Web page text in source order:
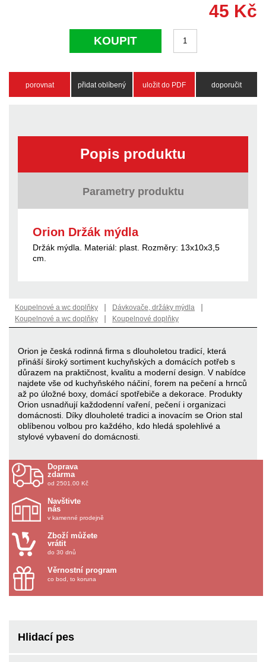
45 Kč
KOUPIT
porovnat přidat oblíbený uložit do PDF doporučit
Popis produktu
Parametry produktu
Orion Držák mýdla
Držák mýdla. Materiál: plast. Rozměry: 13x10x3,5
cm.
Koupelnové a wc doplňky | Dávkovače, držáky mýdla |
Koupelnové a wc doplňky | Koupelnové doplňky
Orion je česká rodinná firma s dlouholetou tradicí, která
přináší široký sortiment kuchyňských a domácích potřeb s
důrazem na praktičnost, kvalitu a moderní design. V nabídce
najdete vše od kuchyňského náčiní, forem na pečení a hrnců
až po úložné boxy, domácí spotřebiče a dekorace. Produkty
Orion usnadňují každodenní vaření, pečení i organizaci
domácnosti. Díky dlouholeté tradici a inovacím se Orion stal
oblíbenou volbou pro každého, kdo hledá spolehlivé a
stylové vybavení do domácnosti.
Doprava
zdarma
od 2501.00 Kč
Navštivte
nás
v kamenné prodejně
Zboží můžete
vrátit
do 30 dnů
Věrnostní program
co bod, to koruna
Hlidací pes